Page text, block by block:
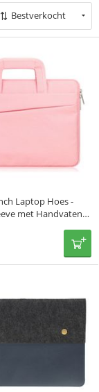
Bestverkocht
Laptop Hoes -
met Handvaten